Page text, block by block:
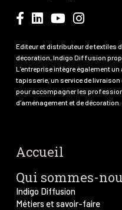
Editeur et distributeur de textiles
décoration, Indigo Diffusion
L’entreprise intègre également
tapisserie, un service de
pour accompagner les
d’aménagement et de décoration.
Accueil
Qui sommes-
Indigo Diffusion
Métiers et savoir-faire